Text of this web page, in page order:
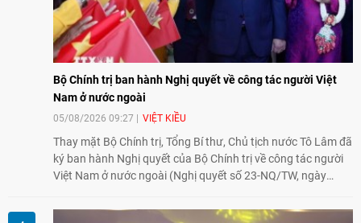
Bộ Chính trị ban hành Nghị quyết về công tác người Việt
Nam ở nước ngoài
05/08/2026 09:27 VIỆT KIỀU
Thay mặt Bộ Chính trị, Tổng Bí thư, Chủ tịch nước Tô Lâm đã
ký ban hành Nghị quyết của Bộ Chính trị về công tác người
Việt Nam ở nước ngoài (Nghị quyết số 23-NQ/TW, ngày